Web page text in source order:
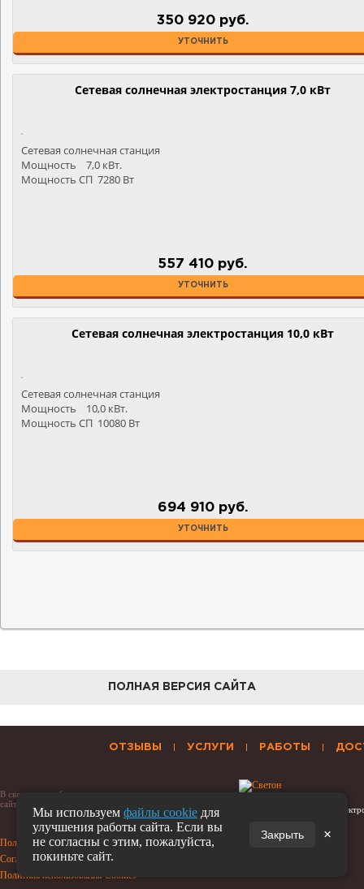
350 920 руб.
УТОЧНИТЬ
Сетевая солнечная электростанция 7,0 кВт
Сетевая солнечная станция
Мощность 7,0 кВт.
Мощность СП 7280 Вт
557 410 руб.
УТОЧНИТЬ
Сетевая солнечная электростанция 10,0 кВт
Сетевая солнечная станция
Мощность 10,0 кВт.
Мощность СП 10080 Вт
694 910 руб.
УТОЧНИТЬ
ПОЛНАЯ ВЕРСИЯ САЙТА
ОТЗЫВЫ УСЛУГИ РАБОТЫ
В связи с нестабильностью отечественного рынка, цены на
сайте могут незначительно отличаться от установленных
© Светон - Автономное
Политика конфиденциальности
Соглашение на обработку персональных данных
Политика использования Cookies
Мы используем файлы cookie для
улучшения работы сайта. Если вы
не согласны с этим, пожалуйста,
покиньте сайт.
Закрыть ×